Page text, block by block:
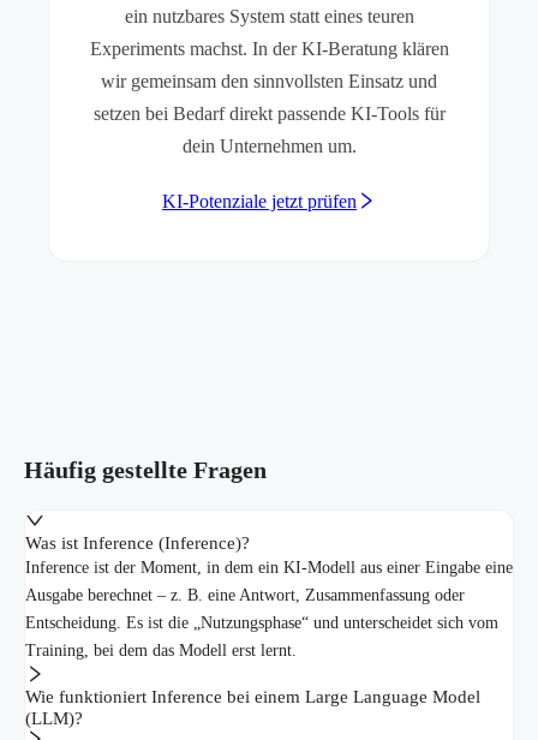
ein nutzbares System statt eines teuren
Experiments machst. In der KI-Beratung klären
wir gemeinsam den sinnvollsten Einsatz und
setzen bei Bedarf direkt passende KI-Tools für
dein Unternehmen um.
KI-Potenziale jetzt prüfen
Häufig gestellte Fragen
Was ist Inference (Inference)?
Inference ist der Moment, in dem ein KI-Modell aus einer Eingabe eine
Ausgabe berechnet – z. B. eine Antwort, Zusammenfassung oder
Entscheidung. Es ist die „Nutzungsphase“ und unterscheidet sich vom
Training, bei dem das Modell erst lernt.
Wie funktioniert Inference bei einem Large Language Model
(LLM)?